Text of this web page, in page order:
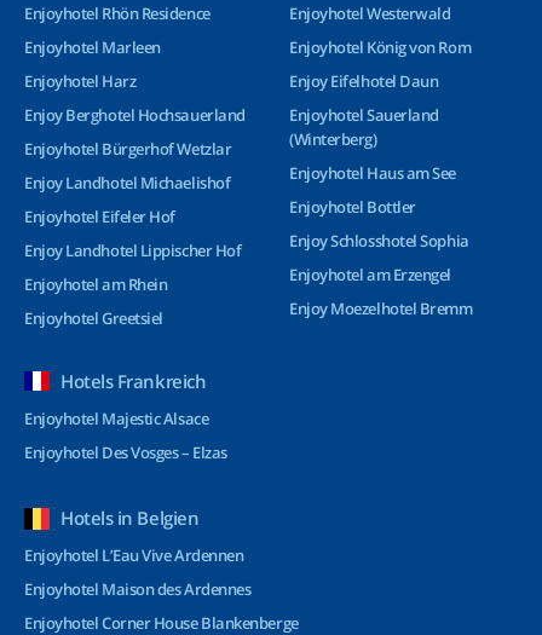
Enjoyhotel Rhön Residence
Enjoyhotel Marleen
Enjoyhotel Harz
Enjoy Berghotel Hochsauerland
Enjoyhotel Bürgerhof Wetzlar
Enjoy Landhotel Michaelishof
Enjoyhotel Eifeler Hof
Enjoy Landhotel Lippischer Hof
Enjoyhotel am Rhein
Enjoyhotel Greetsiel
Enjoyhotel Westerwald
Enjoyhotel König von Rom
Enjoy Eifelhotel Daun
Enjoyhotel Sauerland
(Winterberg)
Enjoyhotel Haus am See
Enjoyhotel Bottler
Enjoy Schlosshotel Sophia
Enjoyhotel am Erzengel
Enjoy Moezelhotel Bremm
Hotels Frankreich
Enjoyhotel Majestic Alsace
Enjoyhotel Des Vosges – Elzas
Hotels in Belgien
Enjoyhotel L’Eau Vive Ardennen
Enjoyhotel Maison des Ardennes
Enjoyhotel Corner House Blankenberge